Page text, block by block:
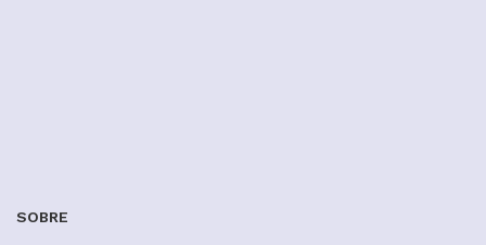
SOBRE